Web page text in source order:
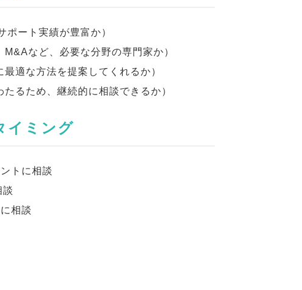
ート実績が豊富か）
など、必要な分野の専門家か）
適な方法を提案してくれるか）
るため、継続的に相談できるか）
イミング
トに相談
相談